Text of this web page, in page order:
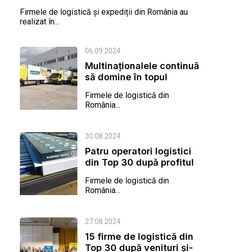
Firmele de logistică și expediții din România au
realizat în...
06.09.2024
Multinaționalele continuă
să domine în topul
Firmele de logistică din
România...
30.08.2024
Patru operatori logistici
din Top 30 după profitul
Firmele de logistică din
România...
27.08.2024
15 firme de logistică din
Top 30 după venituri și-